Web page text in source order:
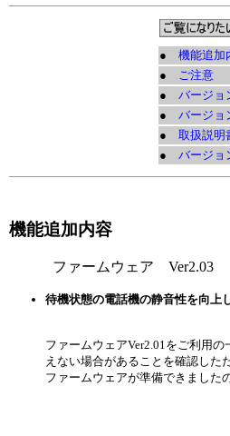
● 機能追加
● ご注意
● バージョ
● バージョ
● 取扱説明
● バージョ
機能追加内容
ファームウェア Ver2.03
待機状態の電話機の静音性を向上
ファームウェアVer2.01をご利用
えない場合があることを確認した
ファームウェアが準備できました